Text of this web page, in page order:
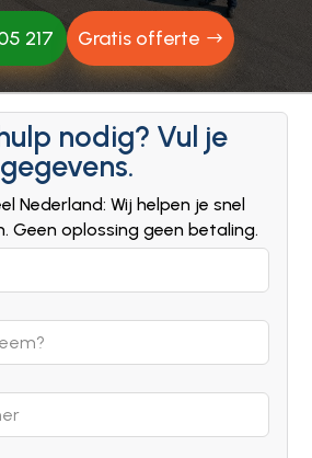
217 Gratis offerte
nodig? Vul je
gegevens.
Nederland: Wij helpen je snel
Geen oplossing geen betaling.